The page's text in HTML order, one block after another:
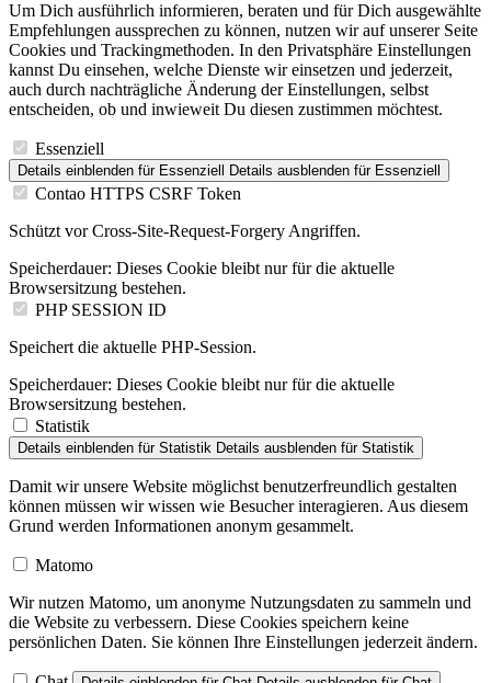
Um Dich ausführlich informieren, beraten und für Dich ausgewählte
Empfehlungen aussprechen zu können, nutzen wir auf unserer Seite
Cookies und Trackingmethoden. In den Privatsphäre Einstellungen
kannst Du einsehen, welche Dienste wir einsetzen und jederzeit,
auch durch nachträgliche Änderung der Einstellungen, selbst
entscheiden, ob und inwieweit Du diesen zustimmen möchtest.
Essenziell
Details einblenden für Essenziell Details ausblenden für Essenziell
Contao HTTPS CSRF Token
Schützt vor Cross-Site-Request-Forgery Angriffen.
Speicherdauer: Dieses Cookie bleibt nur für die aktuelle
Browsersitzung bestehen.
PHP SESSION ID
Speichert die aktuelle PHP-Session.
Speicherdauer: Dieses Cookie bleibt nur für die aktuelle
Browsersitzung bestehen.
Statistik
Details einblenden für Statistik Details ausblenden für Statistik
Damit wir unsere Website möglichst benutzerfreundlich gestalten
können müssen wir wissen wie Besucher interagieren. Aus diesem
Grund werden Informationen anonym gesammelt.
Matomo
Wir nutzen Matomo, um anonyme Nutzungsdaten zu sammeln und
die Website zu verbessern. Diese Cookies speichern keine
persönlichen Daten. Sie können Ihre Einstellungen jederzeit ändern.